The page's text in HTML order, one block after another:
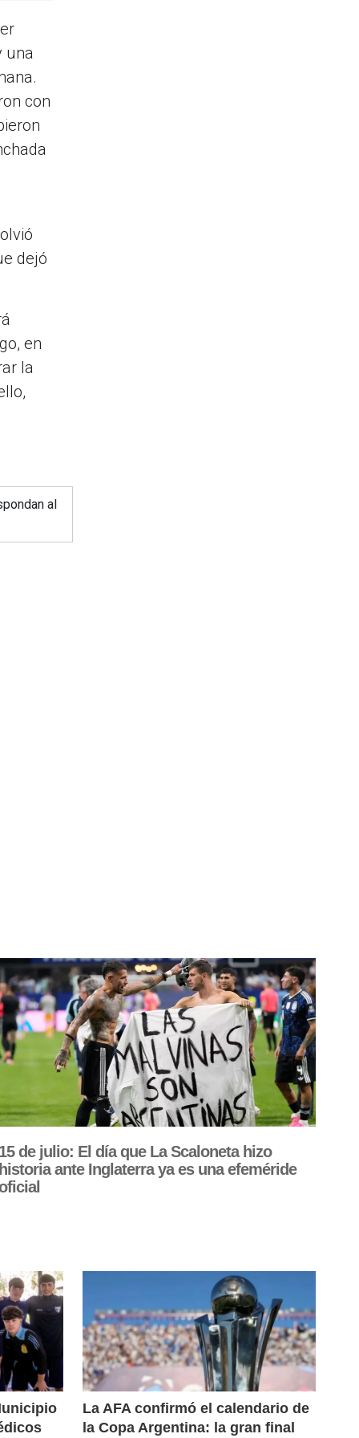
una
con
dejó
en
la
al
15 de julio: El día que La Scaloneta hizo
historia ante Inglaterra ya es una efeméride
La AFA confirmó el calendario de
la Copa Argentina: la gran final